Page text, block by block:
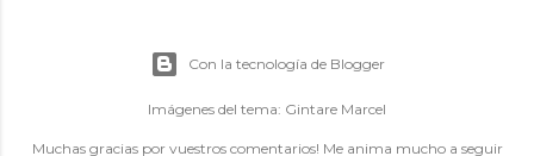
Con la tecnología de Blogger
Imágenes del tema: Gintare Marcel
Muchas gracias por vuestros comentarios! Me anima mucho a seguir